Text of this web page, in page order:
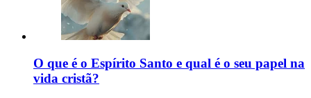
O que é o Espírito Santo e qual é o seu papel na
vida cristã?